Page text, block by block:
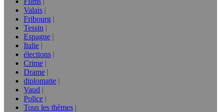
Valais
Fribourg
Tessin
Espagne
Italie
élections
Crime
Drame
diplomatie
Vaud
Police
Tous les thèmes